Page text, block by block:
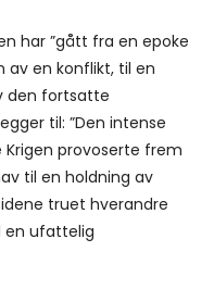
har ”gått fra en epoke
av en konflikt, til en
den fortsatte
til: ”Den intense
provoserte frem
til en holdning av
truet hverandre
en ufattelig